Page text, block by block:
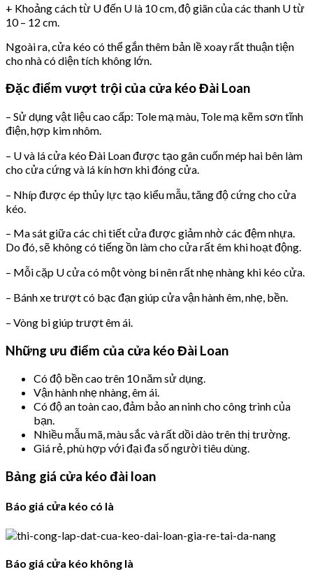
+ Khoảng cách từ U đến U là 10 cm, độ giãn của các thanh U từ
10 – 12 cm.
Ngoài ra, cửa kéo có thể gắn thêm bản lề xoay rất thuận tiện
cho nhà có diện tích không lớn.
Đặc điểm vượt trội của cửa kéo Đài Loan
– Sử dụng vật liệu cao cấp: Tole mạ màu, Tole mạ kẽm sơn tĩnh
điện, hợp kim nhôm.
– U và lá cửa kéo Đài Loan được tạo gân cuốn mép hai bên làm
cho cửa cứng và lá kín hơn khi đóng cửa.
– Nhíp được ép thủy lực tạo kiểu mẫu, tăng độ cứng cho cửa
kéo.
– Ma sát giữa các chi tiết cửa được giảm nhờ các đệm nhựa.
Do đó, sẽ không có tiếng ồn làm cho cửa rất êm khi hoạt động.
– Mỗi cặp U cửa có một vòng bi nên rất nhẹ nhàng khi kéo cửa.
– Bánh xe trượt có bạc đạn giúp cửa vận hành êm, nhẹ, bền.
– Vòng bi giúp trượt êm ái.
Những ưu điểm của cửa kéo Đài Loan
Có độ bền cao trên 10 năm sử dụng.
Vận hành nhẹ nhàng, êm ái.
Có độ an toàn cao, đảm bảo an ninh cho công trình của
bạn.
Nhiều mẫu mã, màu sắc và rất dồi dào trên thị trường.
Giá rẻ, phù hợp với đại đa số người tiêu dùng.
Bảng giá cửa kéo đài loan
Báo giá cửa kéo có là
Báo giá cửa kéo không là